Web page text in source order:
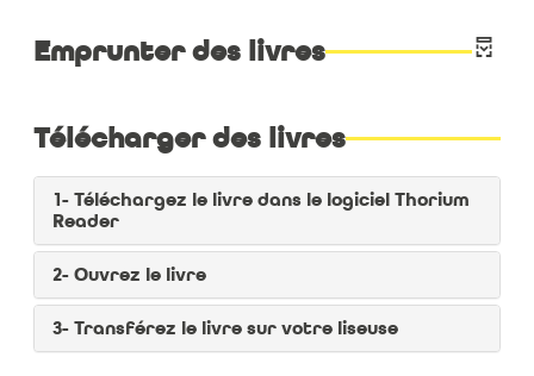
Emprunter des livres
Télécharger des livres
1- Téléchargez le livre dans le logiciel Thorium
Reader
2- Ouvrez le livre
3- Transférez le livre sur votre liseuse